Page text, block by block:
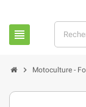
view_headline
chevron_right Motoculture -